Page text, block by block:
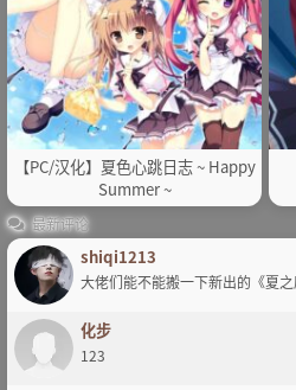
【PC/汉化】夏色心跳日志 ~ Happy
Summer ~
最新评论
shiqi1213
大佬们能不能搬一下新出的《夏之
化步
123